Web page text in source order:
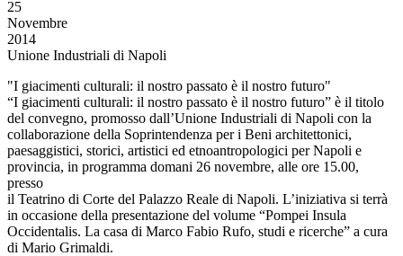
25
Novembre
2014
Unione Industriali di Napoli
"I giacimenti culturali: il nostro passato è il nostro futuro"
“I giacimenti culturali: il nostro passato è il nostro futuro” è il titolo
del convegno, promosso dall’Unione Industriali di Napoli con la
collaborazione della Soprintendenza per i Beni architettonici,
paesaggistici, storici, artistici ed etnoantropologici per Napoli e
provincia, in programma domani 26 novembre, alle ore 15.00,
presso
il Teatrino di Corte del Palazzo Reale di Napoli. L’iniziativa si terrà
in occasione della presentazione del volume “Pompei Insula
Occidentalis. La casa di Marco Fabio Rufo, studi e ricerche” a cura
di Mario Grimaldi.